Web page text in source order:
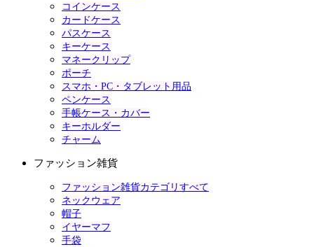
コインケース
カードケース
パスケース
キーケース
マネークリップ
ポーチ
スマホ・PC・タブレット用品
ペンケース
手帳ケース・カバー
キーホルダー
チャーム
ファッション雑貨
ファッション雑貨カテゴリすべて
ネックウェア
帽子
イヤーマフ
手袋